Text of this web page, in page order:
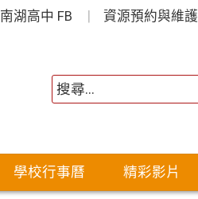
南湖高中 FB 資源預約與維護
學校行事曆 精彩影片